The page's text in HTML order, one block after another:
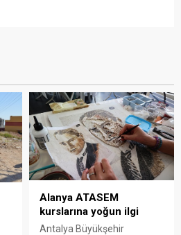
Alanya ATASEM
kurslarına yoğun ilgi
Antalya Büyükşehir